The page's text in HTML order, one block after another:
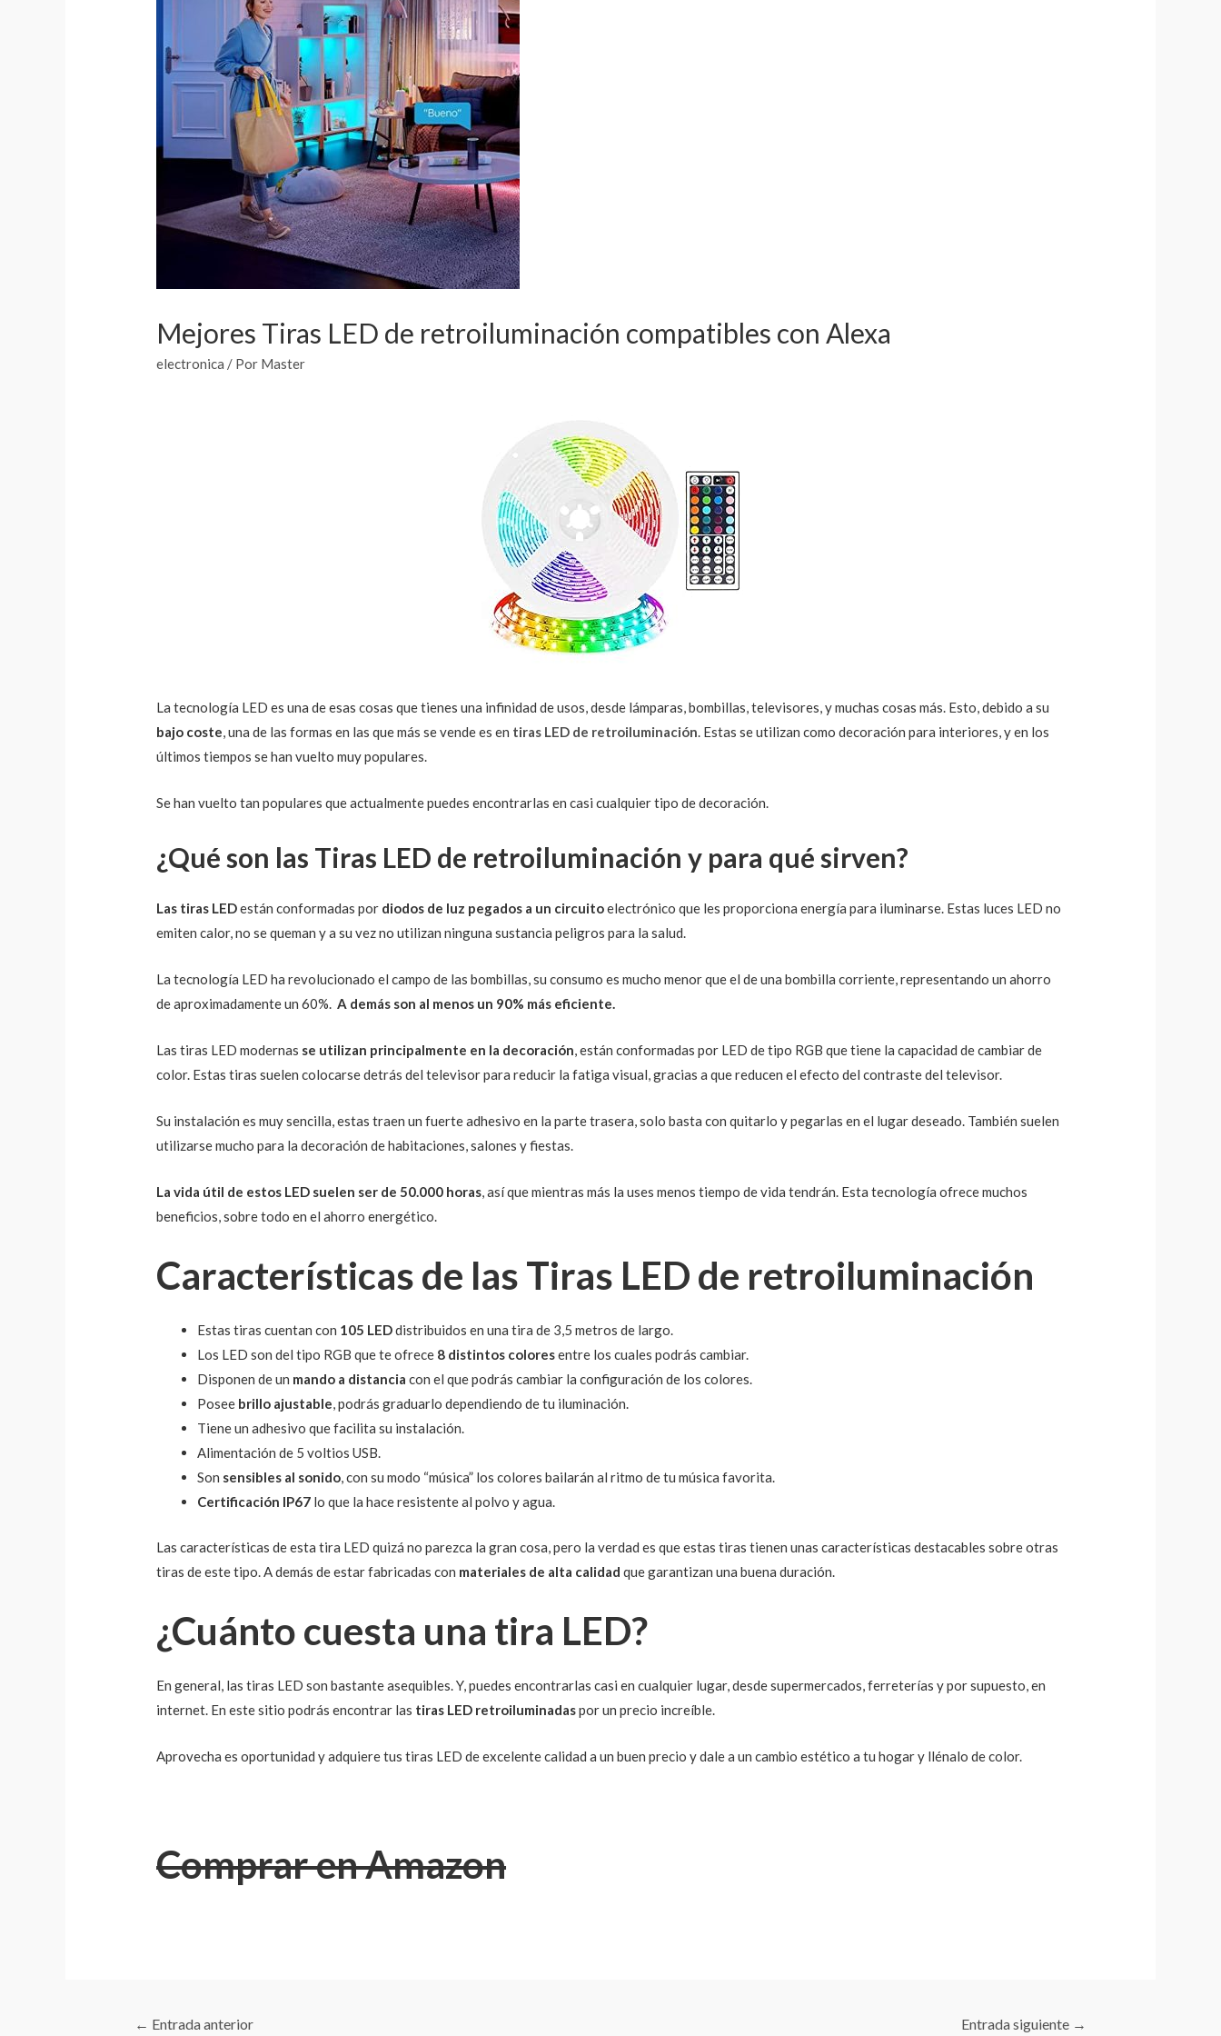
Mejores Tiras LED de retroiluminación compatibles con Alexa
electronica / Por Master
La tecnología LED es una de esas cosas que tienes una infinidad de usos, desde lámparas, bombillas, televisores, y muchas cosas más. Esto, debido a su
bajo coste, una de las formas en las que más se vende es en tiras LED de retroiluminación. Estas se utilizan como decoración para interiores, y en los
últimos tiempos se han vuelto muy populares.
Se han vuelto tan populares que actualmente puedes encontrarlas en casi cualquier tipo de decoración.
¿Qué son las Tiras LED de retroiluminación y para qué sirven?
Las tiras LEDestán conformadas por diodos de luz pegados a un circuitoelectrónico que les proporciona energía para iluminarse. Estas luces LED no
emiten calor, no se queman y a su vez no utilizan ninguna sustancia peligros para la salud.
La tecnología LED ha revolucionado el campo de las bombillas, su consumo es mucho menor que el de una bombilla corriente, representando un ahorro
de aproximadamente un 60%.A demás son al menos un 90% más eficiente.
Las tiras LED modernas se utilizan principalmente en la decoración, están conformadas por LED de tipo RGB que tiene la capacidad de cambiar de
color. Estas tiras suelen colocarse detrás del televisor para reducir la fatiga visual, gracias a que reducen el efecto del contraste del televisor.
Su instalación es muy sencilla, estas traen un fuerte adhesivo en la parte trasera, solo basta con quitarlo y pegarlas en el lugar deseado. También suelen
utilizarse mucho para la decoración de habitaciones, salones y fiestas.
La vida útil de estos LED suelen ser de 50.000 horas, así que mientras más la uses menos tiempo de vida tendrán. Esta tecnología ofrece muchos
beneficios, sobre todo en el ahorro energético.
Características de las Tiras LED de retroiluminación
Estas tiras cuentan con 105 LEDdistribuidos en una tira de 3,5 metros de largo.
Los LED son del tipo RGB que te ofrece 8 distintos coloresentre los cuales podrás cambiar.
Disponen de un mando a distancia con el que podrás cambiar la configuración de los colores.
Posee brillo ajustable, podrás graduarlo dependiendo de tu iluminación.
Tiene un adhesivo que facilita su instalación.
Alimentación de 5 voltios USB.
Son sensibles al sonido, con su modo “música” los colores bailarán al ritmo de tu música favorita.
Certificación IP67 lo que la hace resistente al polvo y agua.
Las características de esta tira LED quizá no parezca la gran cosa, pero la verdad es que estas tiras tienen unas características destacables sobre otras
tiras de este tipo. A demás de estar fabricadas con materiales de alta calidad que garantizan una buena duración.
¿Cuánto cuesta una tira LED?
En general, las tiras LED son bastante asequibles. Y, puedes encontrarlas casi en cualquier lugar, desde supermercados, ferreterías y por supuesto, en
internet. En este sitio podrás encontrar las tiras LED retroiluminadaspor un precio increíble.
Aprovecha es oportunidad y adquiere tus tiras LED de excelente calidad a un buen precio y dale a un cambio estético a tu hogar y llénalo de color.
Comprar en Amazon
Navegación
← Entrada anterior Entrada siguiente →